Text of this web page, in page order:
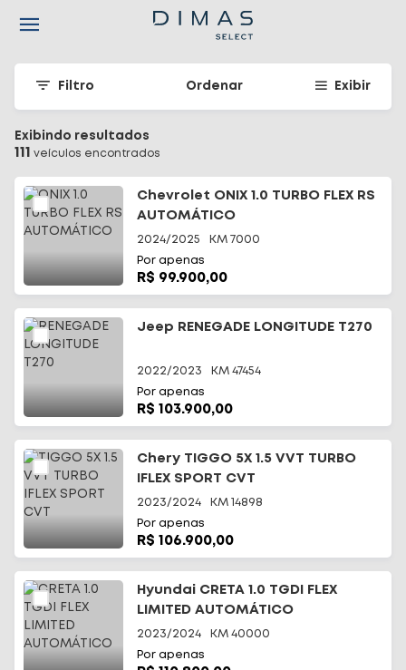
Filtro Ordenar Exibir
Exibindo resultados
111 veículos encontrados
Chevrolet ONIX 1.0 TURBO FLEX RS
AUTOMÁTICO
2024/2025 KM 7000
Por apenas
R$ 99.900,00
Jeep RENEGADE LONGITUDE T270
2022/2023 KM 47454
Por apenas
R$ 103.900,00
Chery TIGGO 5X 1.5 VVT TURBO
IFLEX SPORT CVT
2023/2024 KM 14898
Por apenas
R$ 106.900,00
Hyundai CRETA 1.0 TGDI FLEX
LIMITED AUTOMÁTICO
2023/2024 KM 40000
Por apenas
Navigated to Seu carro seminovo em Santa Catarina -